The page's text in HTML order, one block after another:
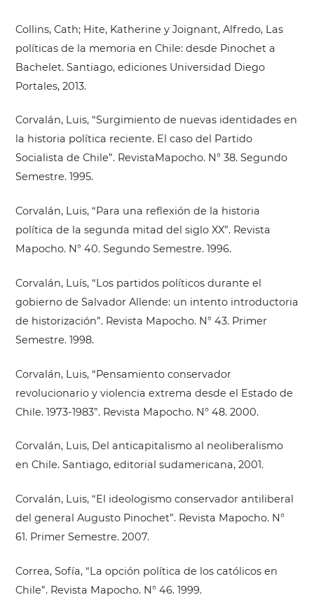
Collins, Cath; Hite, Katherine y Joignant, Alfredo, Las
políticas de la memoria en Chile: desde Pinochet a
Bachelet. Santiago, ediciones Universidad Diego
Portales, 2013.
Corvalán, Luis, “Surgimiento de nuevas identidades en
la historia política reciente. El caso del Partido
Socialista de Chile”. RevistaMapocho. N° 38. Segundo
Semestre. 1995.
Corvalán, Luis, “Para una reflexión de la historia
política de la segunda mitad del siglo XX”. Revista
Mapocho. N° 40. Segundo Semestre. 1996.
Corvalán, Luís, “Los partidos políticos durante el
gobierno de Salvador Allende: un intento introductoria
de historización”. Revista Mapocho. N° 43. Primer
Semestre. 1998.
Corvalán, Luis, “Pensamiento conservador
revolucionario y violencia extrema desde el Estado de
Chile. 1973-1983”. Revista Mapocho. N° 48. 2000.
Corvalán, Luis, Del anticapitalismo al neoliberalismo
en Chile. Santiago, editorial sudamericana, 2001.
Corvalán, Luis, “El ideologismo conservador antiliberal
del general Augusto Pinochet”. Revista Mapocho. N°
61. Primer Semestre. 2007.
Correa, Sofía, “La opción política de los católicos en
Chile”. Revista Mapocho. N° 46. 1999.